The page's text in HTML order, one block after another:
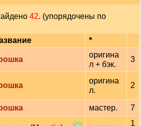
42. (упорядочены по
*
оригина
л + бэк.
3
оригина
л.
2
мастер. 7
1